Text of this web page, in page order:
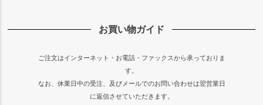
お買い物ガイド
ご注文はインターネット・お電話・ファックスから承っておりま
す。
なお、休業日中の受注、及びメールでのお問い合わせは翌営業日
に返信させていただきます。